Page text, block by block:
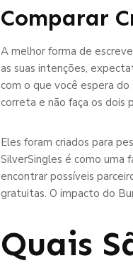
Comparar
A melhor forma de
as suas intenções,
com o que você espera
correta e não faça os dois
Eles foram criados para
SilverSingles é como uma
encontrar possíveis
gratuitas. O impacto do
Quais